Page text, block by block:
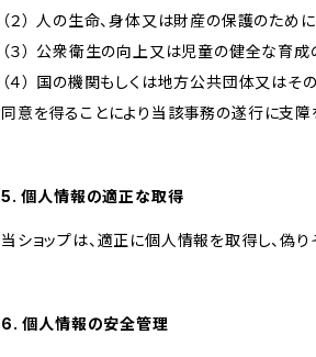
（２） 人の生命、身体又は財産の保護のた
（３） 公衆衛生の向上又は児童の健全な育
（４） 国の機関もしくは地方公共団体又は
同意を得ることにより当該事務の遂行に支
5. 個人情報の適正な取得
当ショップは、適正に個人情報を取得し、偽
6. 個人情報の安全管理